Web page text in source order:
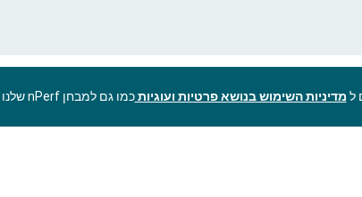
מדיניות השימוש בנושא פרטיות ועוגיותכמו גם למבחן nPerf שלנו